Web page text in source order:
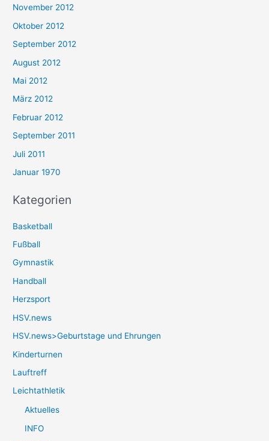
November 2012
Oktober 2012
September 2012
August 2012
Mai 2012
März 2012
Februar 2012
September 2011
Juli 2011
Januar 1970
Kategorien
Basketball
Fußball
Gymnastik
Handball
Herzsport
HSV.news
HSV.news>Geburtstage und Ehrungen
Kinderturnen
Lauftreff
Leichtathletik
Aktuelles
INFO